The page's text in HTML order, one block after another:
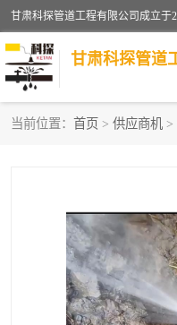
甘肃科探管道
当前位置： 首页 > 供应商机 >
供热管道漏水
自来水管漏水